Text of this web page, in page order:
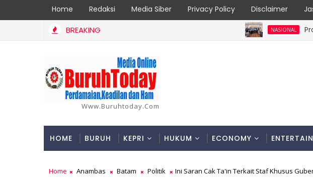
Home Redaksi Media Siber Privacy Policy Disclaimer
BREAKING NASIONAL
Profesi
Www.buruhtoday.com
HOME BURUH KEPRI HUKUM ECONOMY
Home Anambas Batam Politik Ini Saran Cak Ta'in Terkait Staf Khusus